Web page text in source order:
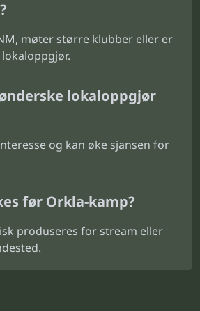
møter større klubber eller er
lokaloppgjør
og kan øke sjansen for
før Orkla-kamp?
produseres for stream eller